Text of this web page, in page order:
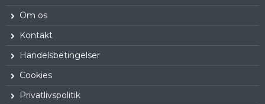
Om os
Kontakt
Handelsbetingelser
Cookies
Privatlivspolitik